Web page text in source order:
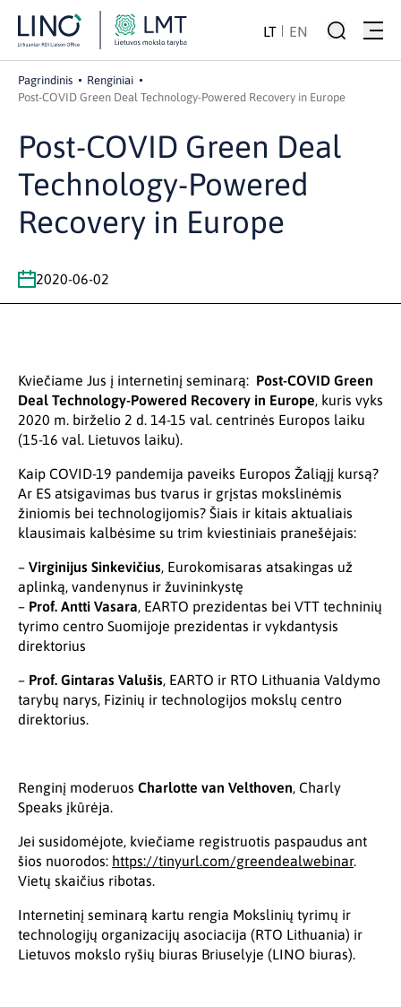
LT EN
Pagrindinis
Renginiai
Post-COVID Green Deal Technology-Powered Recovery in Europe
Post-COVID Green Deal
Technology-Powered
Recovery in Europe
2020-06-02
Kviečiame Jus į internetinį seminarą: Post-COVID Green
Deal Technology-Powered Recovery in Europe, kuris vyks
2020 m. birželio 2 d. 14-15 val. centrinės Europos laiku
(15-16 val. Lietuvos laiku).
Kaip COVID-19 pandemija paveiks Europos Žaliąjį kursą?
Ar ES atsigavimas bus tvarus ir grįstas mokslinėmis
žiniomis bei technologijomis? Šiais ir kitais aktualiais
klausimais kalbėsime su trim kviestiniais pranešėjais:
– Virginijus Sinkevičius, Eurokomisaras atsakingas už
aplinką, vandenynus ir žuvininkystę
– Prof. Antti Vasara, EARTO prezidentas bei VTT techninių
tyrimo centro Suomijoje prezidentas ir vykdantysis
direktorius
– Prof. Gintaras Valušis, EARTO ir RTO Lithuania Valdymo
tarybų narys, Fizinių ir technologijos mokslų centro
direktorius.
Renginį moderuos Charlotte van Velthoven, Charly
Speaks įkūrėja.
Jei susidomėjote, kviečiame registruotis paspaudus ant
šios nuorodos: https://tinyurl.com/greendealwebinar.
Vietų skaičius ribotas.
Internetinį seminarą kartu rengia Mokslinių tyrimų ir
technologijų organizacijų asociacija (RTO Lithuania) ir
Lietuvos mokslo ryšių biuras Briuselyje (LINO biuras).